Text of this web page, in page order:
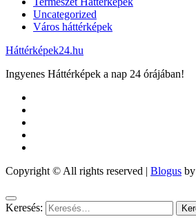
Uncategorized
Város háttérképek
Háttérképek24.hu
Ingyenes Háttérképek a nap 24 órájában!
Copyright © All rights reserved | Blogus by
Keresés: